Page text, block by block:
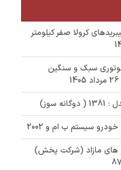
تویوتا هیبریدهای کرولا صفر کیلومتر
موتوری سبک و سنگین
سیستم ب ام و 2002
خودرو های مازاد (شرکت پخش)